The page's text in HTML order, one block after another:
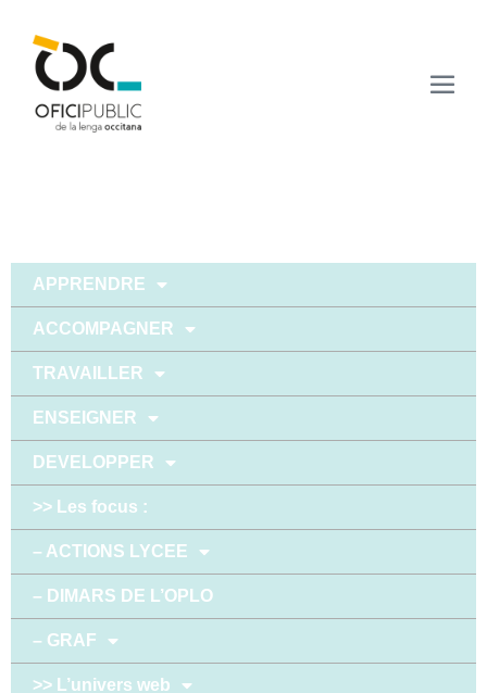
APPRENDRE
ACCOMPAGNER
TRAVAILLER
ENSEIGNER
DEVELOPPER
>> Les focus :
– ACTIONS LYCEE
– DIMARS DE L’OPLO
– GRAF
>> L’univers web